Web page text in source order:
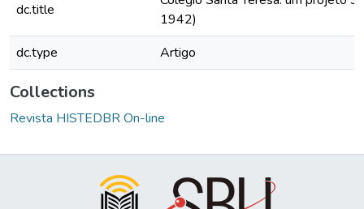
dc.title
1942)
dc.type
Artigo
Collections
Revista HISTEDBR On-line